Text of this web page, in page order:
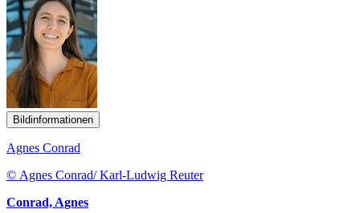
Bildinformationen
Agnes Conrad
© Agnes Conrad/ Karl-Ludwig Reuter
Conrad, Agnes